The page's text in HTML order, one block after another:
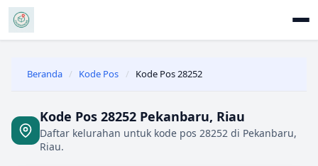
Beranda / Kode Pos / Kode Pos 28252
Kode Pos 28252 Pekanbaru, Riau
Daftar kelurahan untuk kode pos 28252 di Pekanbaru,
Riau.